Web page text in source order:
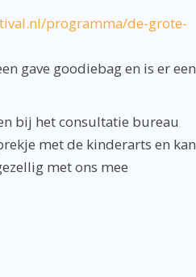
programma/de-grote-
gave goodiebag en is er een
bij het consultatie bureau
met de kinderarts en kan
met ons mee